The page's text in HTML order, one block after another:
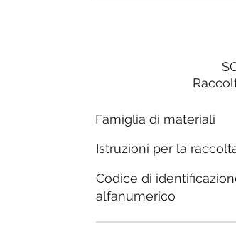
Famiglia di materiali
Istruzioni per la
Codice di
alfanumerico